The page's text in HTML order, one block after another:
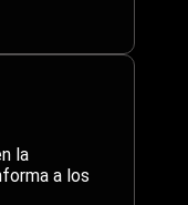
la
a los